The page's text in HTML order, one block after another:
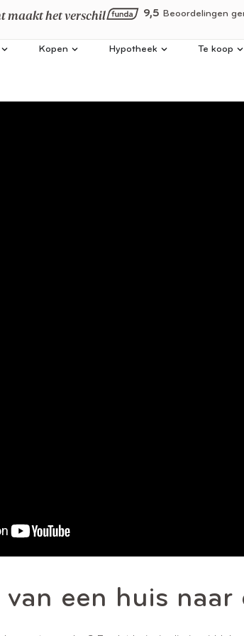
maakt het verschil 9,5 Beoordelingen
Kopen Hypotheek Te koop
van een huis